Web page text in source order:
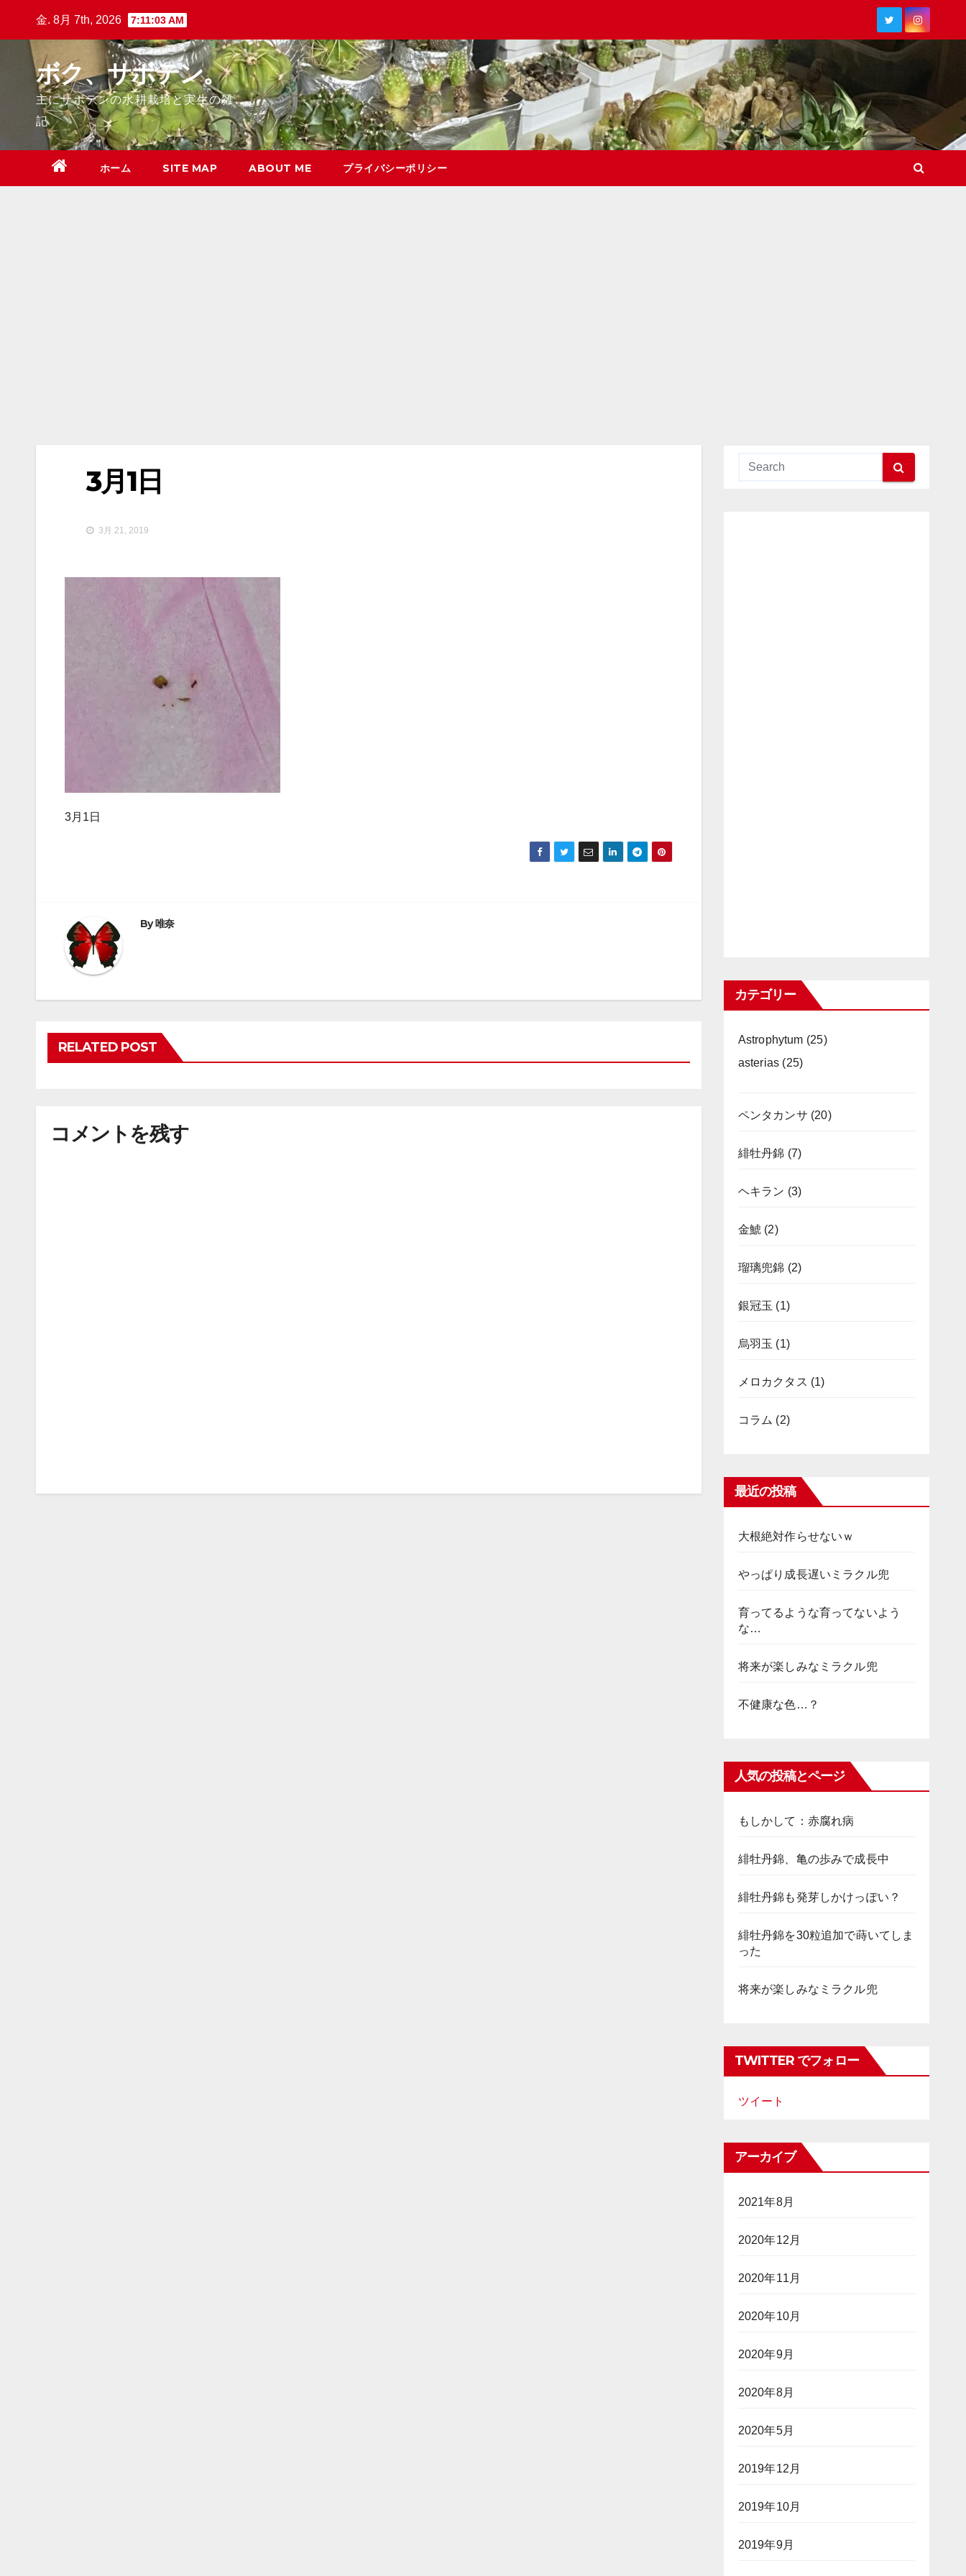
content
金. 8月 7th, 2026 7:11:04 AM
ボク、サボテン。
主にサボテンの水耕栽培と実生の雑
記
ホーム SITE MAP ABOUT ME プライバシーポリシー
3月1日
3月 21, 2019
3月1日
By唯奈
RELATED POST
コメントを残す
カテゴリー
Astrophytum (25)
asterias (25)
ペンタカンサ (20)
緋牡丹錦 (7)
ヘキラン (3)
金鯱(2)
瑠璃兜錦 (2)
銀冠玉 (1)
烏羽玉 (1)
メロカクタス (1)
コラム (2)
最近の投稿
大根絶対作らせないｗ
やっぱり成長遅いミラクル兜
育ってるような育ってないよう
な…
将来が楽しみなミラクル兜
不健康な色…？
人気の投稿とページ
もしかして：赤腐れ病
緋牡丹錦、亀の歩みで成長中
緋牡丹錦も発芽しかけっぽい？
緋牡丹錦を30粒追加で蒔いてしま
った
将来が楽しみなミラクル兜
TWITTER でフォロー
ツイート
アーカイブ
2021年8月
2020年12月
2020年11月
2020年10月
2020年9月
2020年8月
2020年5月
2019年12月
2019年10月
2019年9月